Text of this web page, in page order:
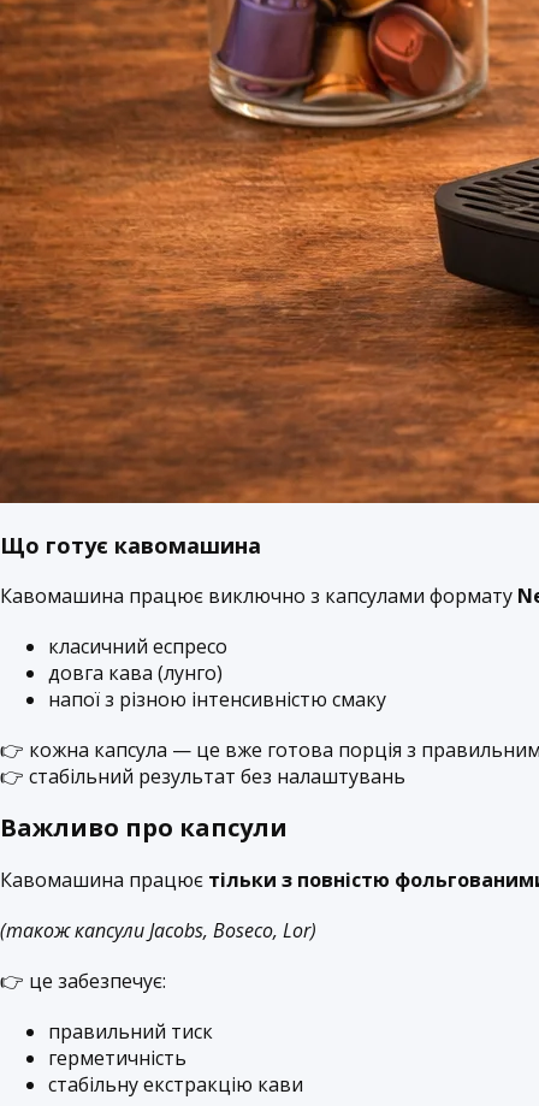
Що готує кавомашина
Кавомашина працює виключно з капсулами формату
класичний еспресо
довга кава (лунго)
напої з різною інтенсивністю смаку
👉 кожна капсула — це вже готова порція з
👉 стабільний результат без налаштувань
Важливо про капсули
Кавомашина працює тільки з повністю
(також капсули Jacobs, Boseco, Lor)
👉 це забезпечує:
правильний тиск
герметичність
стабільну екстракцію кави